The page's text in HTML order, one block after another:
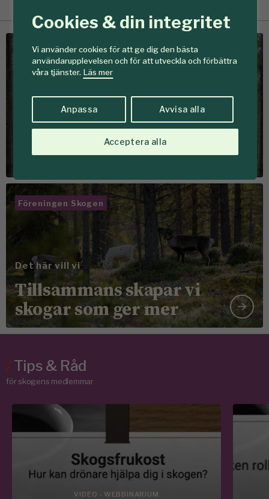
Cookies & din integritet
Vi använder cookies för att ge dig den bästa
användarupplevelsen och för att utveckla och förbättra
våra tjänster. Läs mer
Anpassa Avvisa alla
Acceptera alla
Föreningen Skogen
Om oss
I 140 år har vi verkat för
aktivare & hållbarare
brukande av skogen
Föreningen Skogen
Det här vill vi
Tillsammans skapar vi
skogar som ger mer
/Tips & Råd
för skogens medlemmar
VIDEO - WEBBINARIUM